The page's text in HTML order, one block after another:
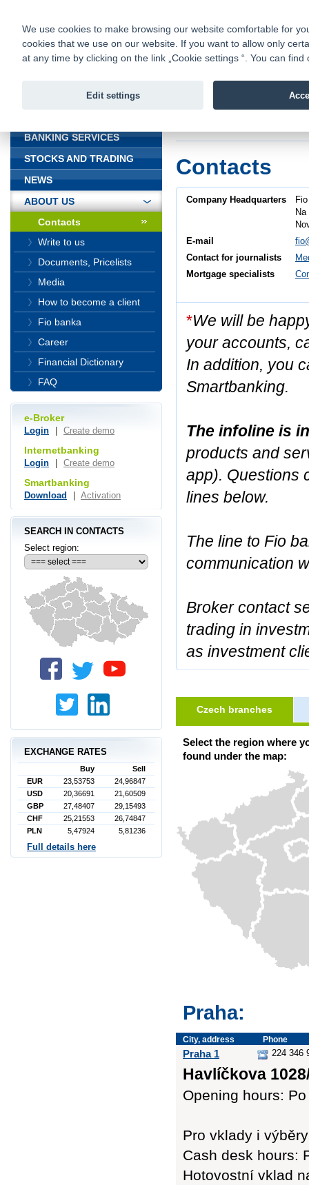
Fio banka
Fio banka
Contacts
Company Headquarters
Na
E-mail
Contact for journalists
Mortgage specialists
*We will be
your accounts,
In addition, you
Smartbanking.
The infoline is
products and
app). Questions
lines below.
The line to Fio
communication
Broker contact
trading in
as investment
Czech branches
Select the region where
found under the map:
Praha:
City, address Phone
Praha 1 224 346
Havlíčkova
Opening hours:
Pro vklady i
Cash desk hours:
Hotovostní vklad
BANKING SERVICES
STOCKS AND TRADING
NEWS
ABOUT US
Contacts
Write to us
Documents, Pricelists
Media
How to become a client
Fio banka
Career
Financial Dictionary
FAQ
e-Broker
Login Create demo
Internetbanking
Login Create demo
Smartbanking
Download Activation
SEARCH IN CONTACTS
Select region:
EXCHANGE RATES
Buy
Sell
EUR
23,53753
24,96847
USD
20,36691
21,60509
GBP
27,48407
29,15493
CHF
25,21553
26,74847
PLN
5,47924 5,81236
Full details here
We use cookies to make browsing our website comfortable for
cookies that we use on our website. If you want to allow only
at any time by clicking on the link „Cookie settings “. You can
Edit settings